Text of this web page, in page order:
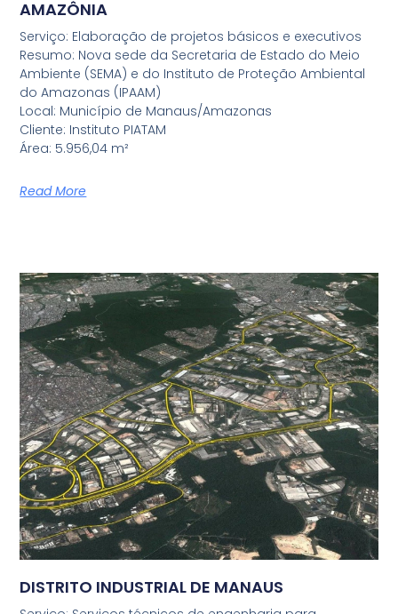
AMAZÔNIA
Serviço: Elaboração de projetos básicos e executivos
Resumo: Nova sede da Secretaria de Estado do Meio
Ambiente (SEMA) e do Instituto de Proteção Ambiental
do Amazonas (IPAAM)
Local: Município de Manaus/Amazonas
Cliente: Instituto PIATAM
Área: 5.956,04 m²
Read More
DISTRITO INDUSTRIAL DE MANAUS